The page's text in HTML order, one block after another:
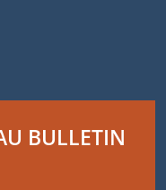
BULLETIN